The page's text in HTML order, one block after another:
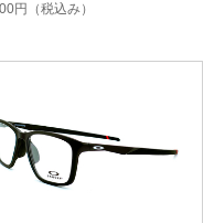
円 （税込み）